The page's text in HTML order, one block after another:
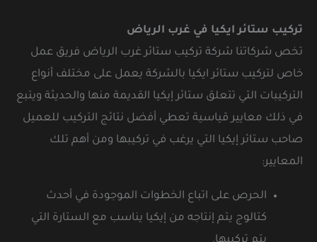
تركيب ستائر ايكيا في غرب الرياض
تخص شركاتنا شركة تركيب ستائر غرب الرياض فريق عمل
خاص لتركيب ستائر ايكيا بالشركة يعمل على مختلف أنواع
التركيبات التي تتعلق ستائر إيكيا القديمة منها والحديثة ويتبع
في ذلك معايير قياسية تعطي أفضل نتائج التركيب للعميل
صاحب ستائر إيكيا التي يرغب في تركيبها ومن أهم تلك
المعايير:
الحرص على اتباع الخطوات الموجودة في أحدث
كتالوج يتم إنتاجه من إيكيا يناسب مع الستارة التي